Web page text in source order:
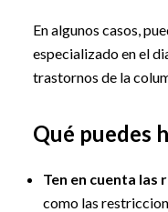
En algunos casos,
especializado en el
trastornos de la
Qué puedes
Ten en cuenta las
como las